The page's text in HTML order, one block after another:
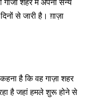
से जारी है। ग़ाज़ा
है कि वह गाज़ा शहर
है जहां हमले शुरू होने से